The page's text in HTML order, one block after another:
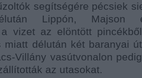
segítségére pécsiek
Lippón, Majson
vizet az elöntött
miatt délután két baranyai
Villány vasútvonalon
az utasokat.